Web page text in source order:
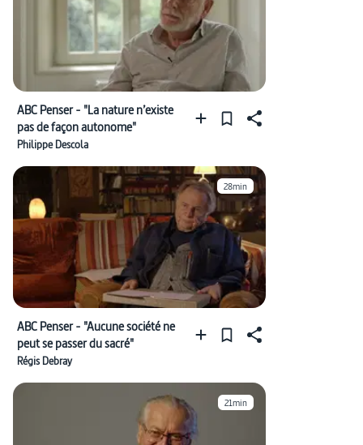
ABC Penser - "La nature n’existe
pas de façon autonome"
Philippe Descola
28min
ABC Penser - "Aucune société ne
peut se passer du sacré"
Régis Debray
21min